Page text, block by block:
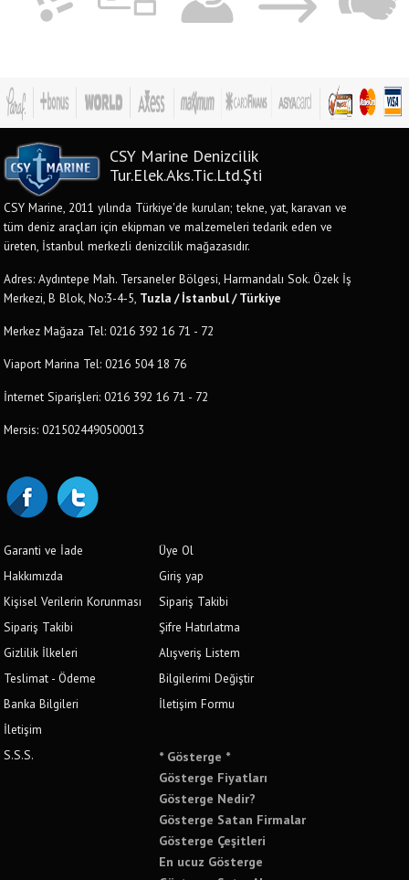
CSY Marine Denizcilik
Tur.Elek.Aks.Tic.Ltd.Şti
CSY Marine, 2011 yılında Türkiye'de kurulan; tekne, yat, karavan ve
tüm deniz araçları için ekipman ve malzemeleri tedarik eden ve
üreten, İstanbul merkezli denizcilik mağazasıdır.
Adres: Aydıntepe Mah. Tersaneler Bölgesi, Harmandalı Sok. Özek İş
Merkezi, B Blok, No:3-4-5, Tuzla / İstanbul / Türkiye
Merkez Mağaza Tel: 0216 392 16 71 - 72
Viaport Marina Tel: 0216 504 18 76
İnternet Siparişleri: 0216 392 16 71 - 72
Mersis: 0215024490500013
Garanti ve İade
Hakkımızda
Kişisel Verilerin Korunması
Sipariş Takibi
Gizlilik İlkeleri
Teslimat - Ödeme
Banka Bilgileri
İletişim
S.S.S.
Üye Ol
Giriş yap
Sipariş Takibi
Şifre Hatırlatma
Alışveriş Listem
Bilgilerimi Değiştir
İletişim Formu
* Gösterge *
Gösterge Fiyatları
Gösterge Nedir?
Gösterge Satan Firmalar
Gösterge Çeşitleri
En ucuz Gösterge